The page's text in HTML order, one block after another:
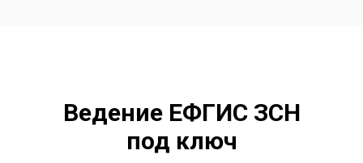
Ведение ЕФГИС ЗСН
под ключ